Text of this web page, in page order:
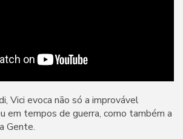
Vici evoca não só a improvável
em tempos de guerra, como também a
Gente.